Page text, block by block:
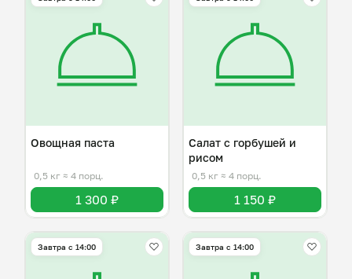
Овощная паста
0,5 кг ≈ 4 порц.
1 300 ₽
Салат с горбушей и
рисом
0,5 кг ≈ 4 порц.
1 150 ₽
Завтра c 14:00 Завтра c 14:00